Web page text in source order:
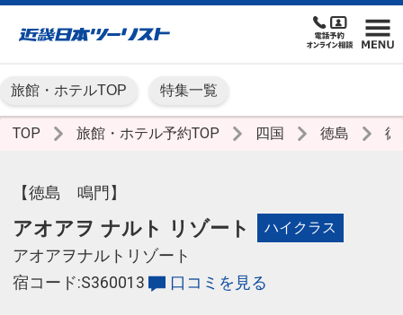
旅館・ホテルTOP 特集一覧
TOP 旅館・ホテル予約TOP 四国 徳島
【徳島 鳴門】
アオアヲ ナルト リゾート ハイクラス
アオアヲナルトリゾート
宿コード:S360013
口コミを見る